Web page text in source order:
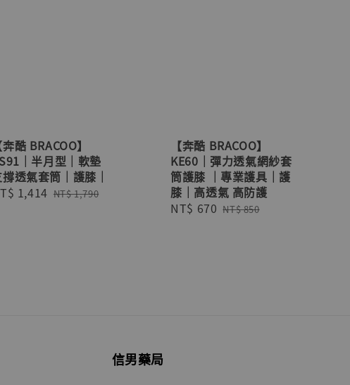
奔酷 BRACOO】
｜半月型｜軟墊
透氣套筒｜護膝｜
1,414 Regular
NT$ 1,790
【奔酷 BRACOO】
KE60｜彈力透氣網紗套
筒護膝 ｜專業護具｜護
膝｜高透氣 高防護
Sale
NT$ 670 Regular
NT$ 850
信男藥局